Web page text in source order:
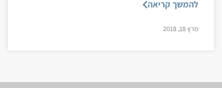
להמשך קריאה
מרץ 18, 2018